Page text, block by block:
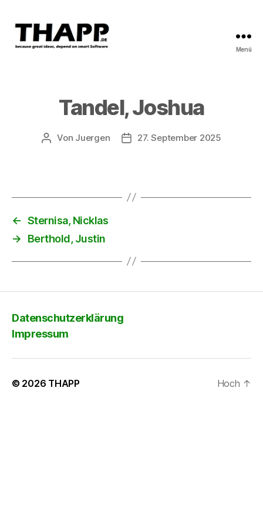
Menü
Tandel, Joshua
Beitragsautor
Von Juergen Beitragsdatum
27. September 2025
← Sternisa, Nicklas
→
Berthold, Justin
Datenschutzerklärung
Impressum
© 2026 THAPP Hoch ↑